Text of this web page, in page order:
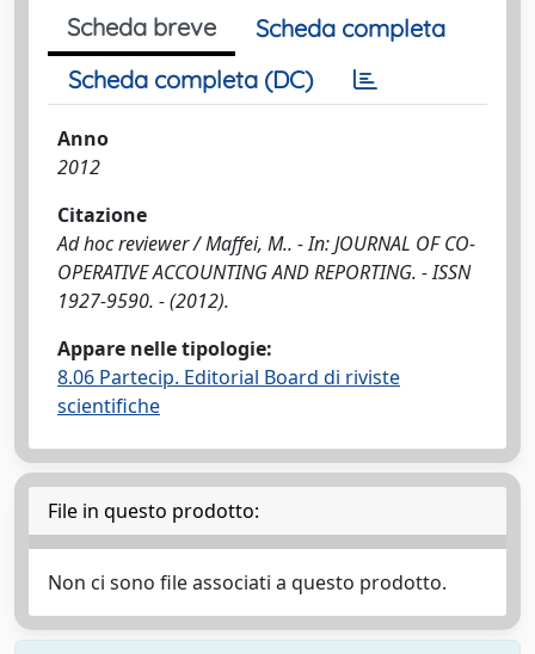
Scheda breve
Scheda completa
Scheda completa (DC)
Anno
2012
Citazione
Ad hoc reviewer / Maffei, M.. - In: JOURNAL OF CO-
OPERATIVE ACCOUNTING AND REPORTING. - ISSN
1927-9590. - (2012).
Appare nelle tipologie:
8.06 Partecip. Editorial Board di riviste
scientifiche
File in questo prodotto:
Non ci sono file associati a questo prodotto.